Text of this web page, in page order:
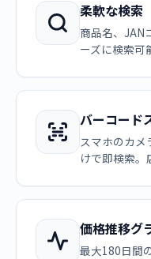
柔軟な検索
商品名、JAN
ーズに検索可
バーコード
スマホのカメ
けで即検索。
価格推移グ
最大180日間